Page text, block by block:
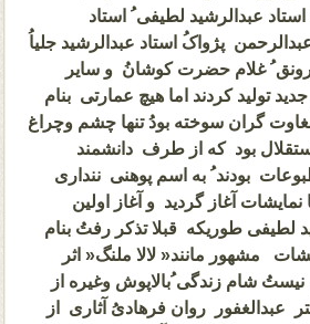
عبدالرشید لطیفی ُ استاد
پژواکُ استاد عبدالرشید جلیاُ
غلام حضرت کوشانُ و سایر
تولید کردند اما هیچ عمارتی بنام
بغاوت گران سوخته بودُ تنها چشم وچراغ
بود که از طرف دانشمند
بودند ُ به اسم پوهنی ننداری
آغاز گردید و آغاز اولین
لطیفی طوریکه قبلا تذکر رفتُ بنام
مشهور مانند« لالا ملنگ« اثر
شام زندگی ُبالاپوش وغیره از
عبدالغفور روان فرهادیُ آثاری از